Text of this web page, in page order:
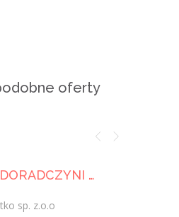
oferty
DORADCA / DORADCZYNI DS. ROZWIĄZAŃ FLOTOWYCH (B2B)
sp. z.o.o